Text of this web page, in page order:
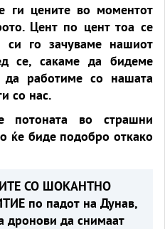
ги цените во моментот
Цент по цент тоа се
го зачуваме нашиот
се, сакаме да бидеме
да работиме со нашата
со нас.
потоната во страшни
ќе биде подобро откако
СО ШОКАНТНО
по падот на Дунав,
дронови да снимаат